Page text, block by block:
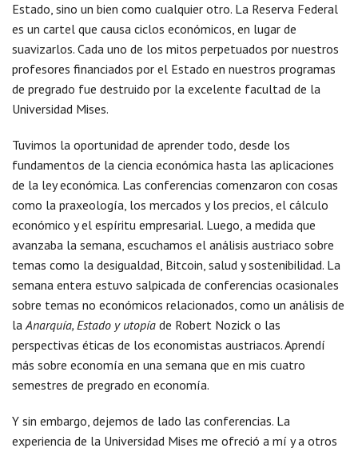
Estado, sino un bien como cualquier otro. La Reserva Federal
es un cartel que causa ciclos económicos, en lugar de
suavizarlos. Cada uno de los mitos perpetuados por nuestros
profesores financiados por el Estado en nuestros programas
de pregrado fue destruido por la excelente facultad de la
Universidad Mises.
Tuvimos la oportunidad de aprender todo, desde los
fundamentos de la ciencia económica hasta las aplicaciones
de la ley económica. Las conferencias comenzaron con cosas
como la praxeología, los mercados y los precios, el cálculo
económico y el espíritu empresarial. Luego, a medida que
avanzaba la semana, escuchamos el análisis austriaco sobre
temas como la desigualdad, Bitcoin, salud y sostenibilidad. La
semana entera estuvo salpicada de conferencias ocasionales
sobre temas no económicos relacionados, como un análisis de
laAnarquía, Estado y utopía de Robert Nozick o las
perspectivas éticas de los economistas austriacos. Aprendí
más sobre economía en una semana que en mis cuatro
semestres de pregrado en economía.
Y sin embargo, dejemos de lado las conferencias. La
experiencia de la Universidad Mises me ofreció a mí y a otros